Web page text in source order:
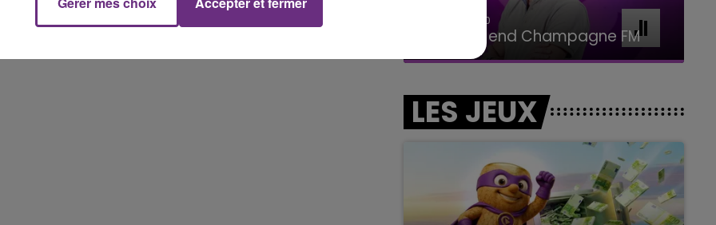
16h00 - 20h00
Le Week-end Champagne FM
LES JEUX